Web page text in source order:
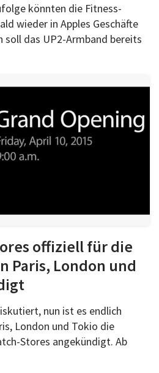
könnten die Fitness-
wieder in Apples Geschäfte
soll das UP2-Armband bereits
offiziell für die
Paris, London und
nun ist es endlich
London und Tokio die
Stores angekündigt. Ab